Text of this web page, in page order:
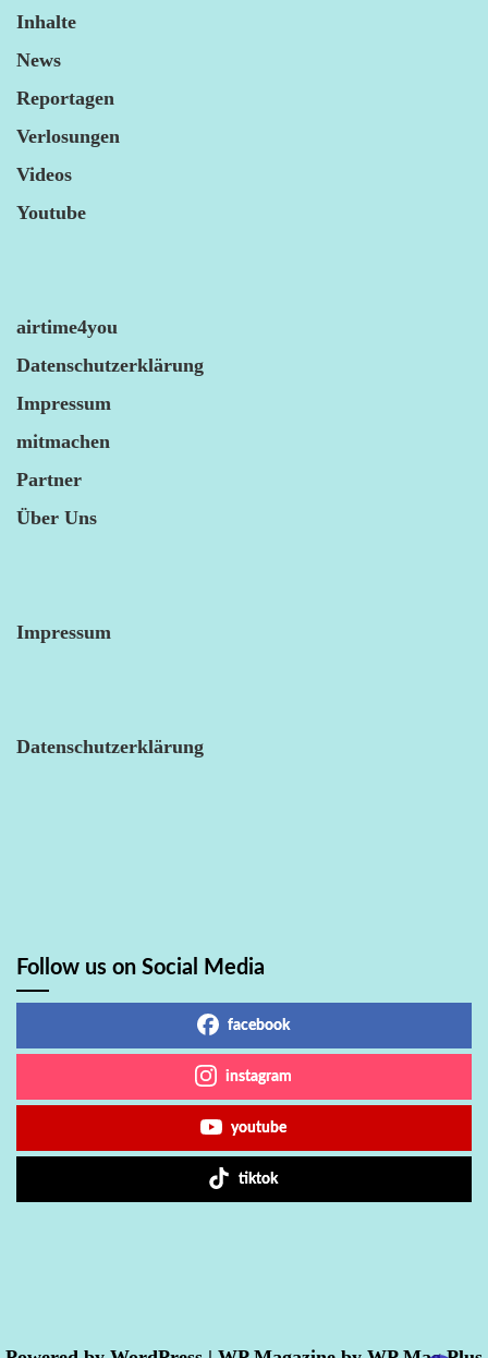
Inhalte
News
Reportagen
Verlosungen
Videos
Youtube
airtime4you
Datenschutzerklärung
Impressum
mitmachen
Partner
Über Uns
Impressum
Datenschutzerklärung
Follow us on Social Media
facebook
instagram
youtube
tiktok